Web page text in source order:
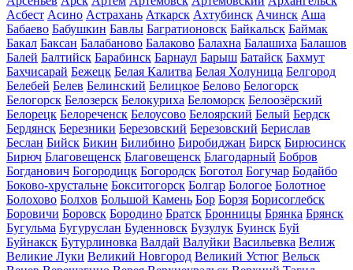
Асбест Асино Астрахань Аткарск Ахтубинск Ачинск Аша
Бабаево Бабушкин Бавлы Багратионовск Байкальск Баймак
Бакал Баксан Балабаново Балаково Балахна Балашиха Балашов
Балей Балтийск Барабинск Барнаул Барыш Батайск Бахмут
Бахчисарай Бежецк Белая Калитва Белая Холуница Белгород
Белебей Белев Белинский Белицкое Белово Белогорск
Белогорск Белозерск Белокуриха Беломорск Белоозёрский
Белорецк Белореченск Белоусово Белоярский Белый Бердск
Бердянск Березники Березовский Березовский Берислав
Беслан Бийск Бикин Билибино Биробиджан Бирск Бирюсинск
Бирюч Благовещенск Благовещенск Благодарный Бобров
Богданович Богородицк Богородск Боготол Богучар Бодайбо
Боково-хрустальне Бокситогорск Болгар Бологое Болотное
Болохово Болхов Большой Камень Бор Борзя Борисоглебск
Боровичи Боровск Бородино Братск Бронницы Брянка Брянск
Бугульма Бугуруслан Буденновск Бузулук Буинск Буй
Буйнакск Бутурлиновка Валдай Валуйки Васильевка Велиж
Великие Луки Великий Новгород Великий Устюг Вельск